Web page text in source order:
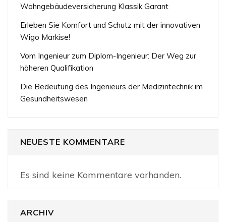
Wohngebäudeversicherung Klassik Garant
Erleben Sie Komfort und Schutz mit der innovativen
Wigo Markise!
Vom Ingenieur zum Diplom-Ingenieur: Der Weg zur
höheren Qualifikation
Die Bedeutung des Ingenieurs der Medizintechnik im
Gesundheitswesen
NEUESTE KOMMENTARE
Es sind keine Kommentare vorhanden.
ARCHIV